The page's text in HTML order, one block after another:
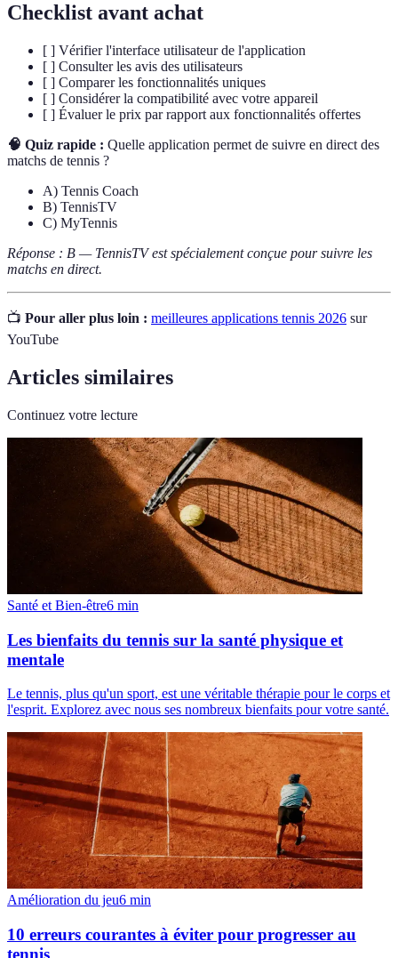
Checklist avant achat
[ ] Vérifier l'interface utilisateur de l'application
[ ] Consulter les avis des utilisateurs
[ ] Comparer les fonctionnalités uniques
[ ] Considérer la compatibilité avec votre appareil
[ ] Évaluer le prix par rapport aux fonctionnalités offertes
🧠 Quiz rapide : Quelle application permet de suivre en direct des
matchs de tennis ?
A) Tennis Coach
B) TennisTV
C) MyTennis
Réponse : B — TennisTV est spécialement conçue pour suivre les
matchs en direct.
📺 Pour aller plus loin : meilleures applications tennis 2026 sur
YouTube
Articles similaires
Continuez votre lecture
Santé et Bien-être6 min
Les bienfaits du tennis sur la santé physique et
mentale
Le tennis, plus qu'un sport, est une véritable thérapie pour le corps et
l'esprit. Explorez avec nous ses nombreux bienfaits pour votre santé.
Amélioration du jeu6 min
10 erreurs courantes à éviter pour progresser au
tennis